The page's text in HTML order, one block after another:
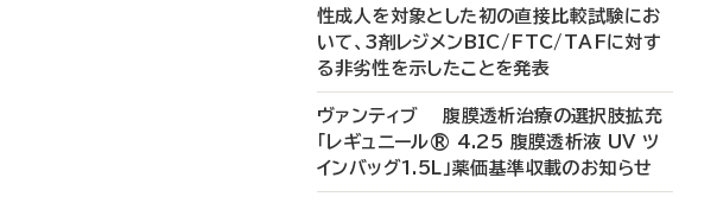
性成人を対象とした初の直接比較試験にお
いて、3剤レジメンBIC/FTC/TAFに対す
る非劣性を示したことを発表
ヴァンティブ 腹膜透析治療の選択肢拡充
「レギュニール® 4.25 腹膜透析液 UV ツ
インバッグ1.5L」薬価基準収載のお知らせ